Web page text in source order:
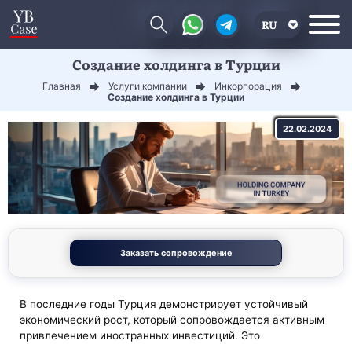
RU
Создание холдинга в Турции
Главная Услуги компании
Инкорпорация
Создание холдинга в Турции
22.02.2024
Заказать сопровождение
В последние годы Турция демонстрирует устойчивый
экономический рост, который сопровождается активным
привлечением иностранных инвестиций. Это